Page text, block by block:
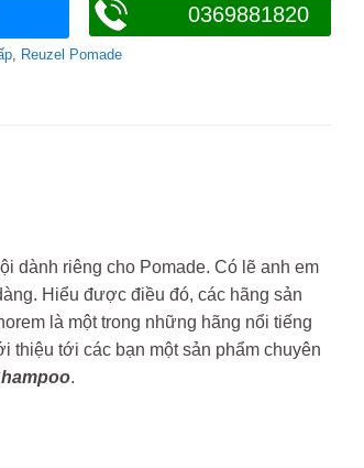
0369881820
, Reuzel Pomade
dành riêng cho Pomade. Có lẽ anh em
Hiểu được điều đó, các hãng sản
là một trong những hãng nổi tiếng
thiệu tới các bạn một sản phẩm chuyên
.